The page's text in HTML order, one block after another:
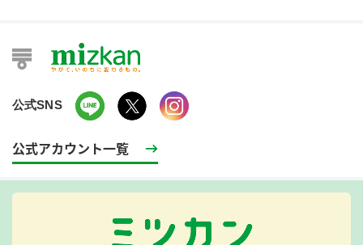
公式SNS
公式アカウント一覧